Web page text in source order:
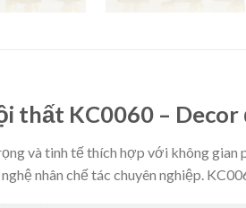
thất KC0060 –
và tinh tế thích hợp với không
nhân chế tác chuyên nghiệp.